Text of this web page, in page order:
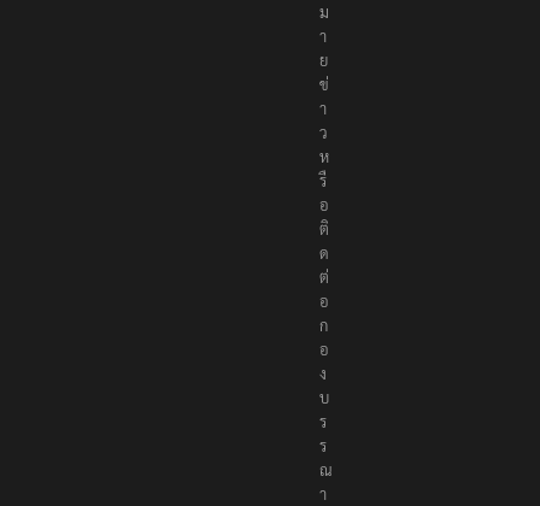
ม
า
ย
ข่
า
ว
ห
รื
อ
ติ
ด
ต่
อ
ก
อ
ง
บ
ร
ร
ณ
า